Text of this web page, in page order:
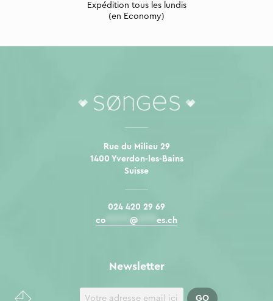
Expédition tous les lundis
(en Economy)
Rue du Milieu 29
1400 Yverdon-les-Bains
Suisse
024 420 29 69
co
@ es.ch
Newsletter